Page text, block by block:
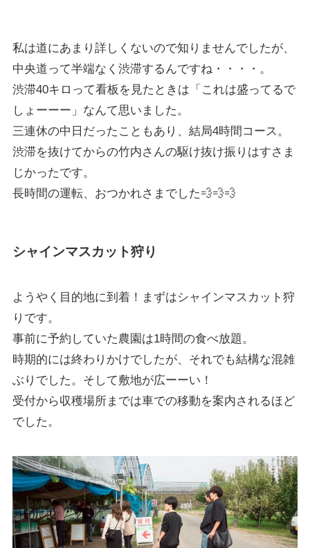
私は道にあまり詳しくないので知りませんでしたが、
中央道って半端なく渋滞するんですね・・・・。
渋滞40キロって看板を見たときは「これは盛ってるで
しょーーー」なんて思いました。
三連休の中日だったこともあり、結局4時間コース。
渋滞を抜けてからの竹内さんの駆け抜け振りはすさま
じかったです。
長時間の運転、おつかれさまでした💨💨💨
シャインマスカット狩り
ようやく目的地に到着！まずはシャインマスカット狩
りです。
事前に予約していた農園は1時間の食べ放題。
時期的には終わりかけでしたが、それでも結構な混雑
ぶりでした。そして敷地が広ーーい！
受付から収穫場所までは車での移動を案内されるほど
でした。